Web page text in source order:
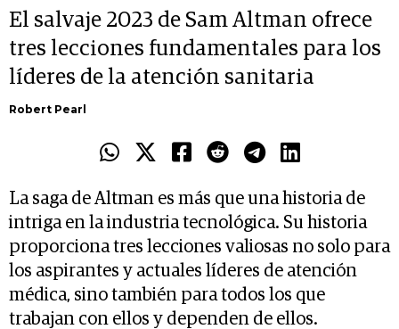
El salvaje 2023 de Sam Altman ofrece
tres lecciones fundamentales para los
líderes de la atención sanitaria
Robert Pearl
La saga de Altman es más que una historia de
intriga en la industria tecnológica. Su historia
proporciona tres lecciones valiosas no solo para
los aspirantes y actuales líderes de atención
médica, sino también para todos los que
trabajan con ellos y dependen de ellos.